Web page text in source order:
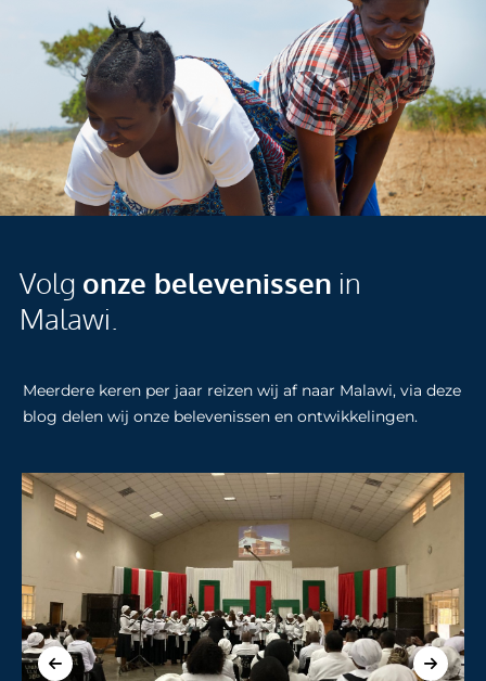
Volg onze belevenissen in
Malawi.
Meerdere keren per jaar reizen wij af naar Malawi, via deze
blog delen wij onze belevenissen en ontwikkelingen.